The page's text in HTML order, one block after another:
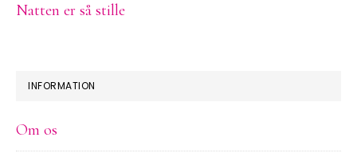
Natten er så stille
INFORMATION
Om os